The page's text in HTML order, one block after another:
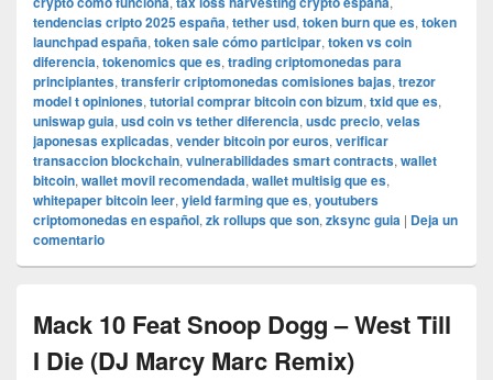
tendencias cripto 2025 españa, tether usd, token burn que es, token
launchpad españa, token sale cómo participar, token vs coin
diferencia, tokenomics que es, trading criptomonedas para
principiantes, transferir criptomonedas comisiones bajas, trezor
model t opiniones, tutorial comprar bitcoin con bizum, txid que es,
uniswap guia, usd coin vs tether diferencia, usdc precio, velas
japonesas explicadas, vender bitcoin por euros, verificar
transaccion blockchain, vulnerabilidades smart contracts, wallet
bitcoin, wallet movil recomendada, wallet multisig que es,
whitepaper bitcoin leer, yield farming que es, youtubers
criptomonedas en español, zk rollups que son, zksync guia | Deja un
comentario
Mack 10 Feat Snoop Dogg – West Till
I Die (DJ Marcy Marc Remix)